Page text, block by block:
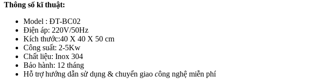
Thông số kĩ thuật:
Model : ĐT-BC02
Điện áp: 220V/50Hz
Kích thước:40 X 40 X 50 cm
Công suất: 2-5Kw
Chất liệu: Inox 304
Bảo hành: 12 tháng
Hỗ trợ hướng dẫn sử dụng & chuyển giao công nghệ miễn phí